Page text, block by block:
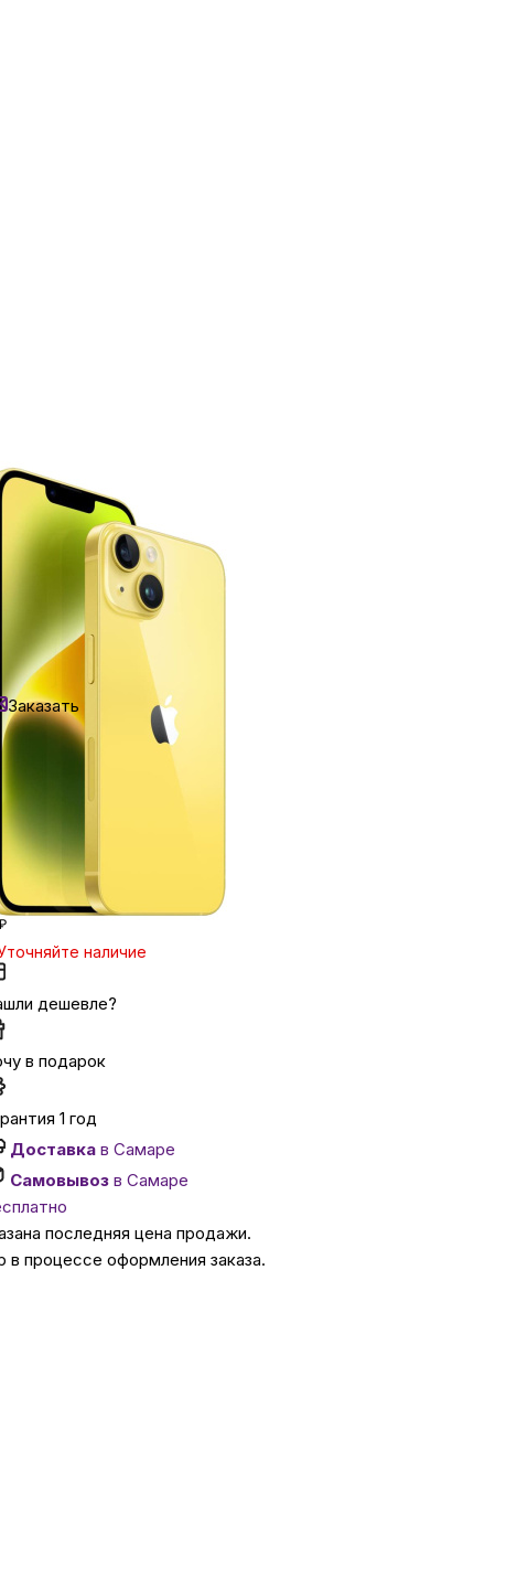
в Самаре
со скидкой при оплате наличными:
7 185 ₽
Уточняйте наличие
Нашли дешевле?
Заказать
Кредит от 2296 ₽/мес
вопрос
за покупку
наличие
дешевле?
в подарок
1 год
Доставкав Самаре
Самовывозв Самаре
последняя цена продажи.
процессе оформления заказа.